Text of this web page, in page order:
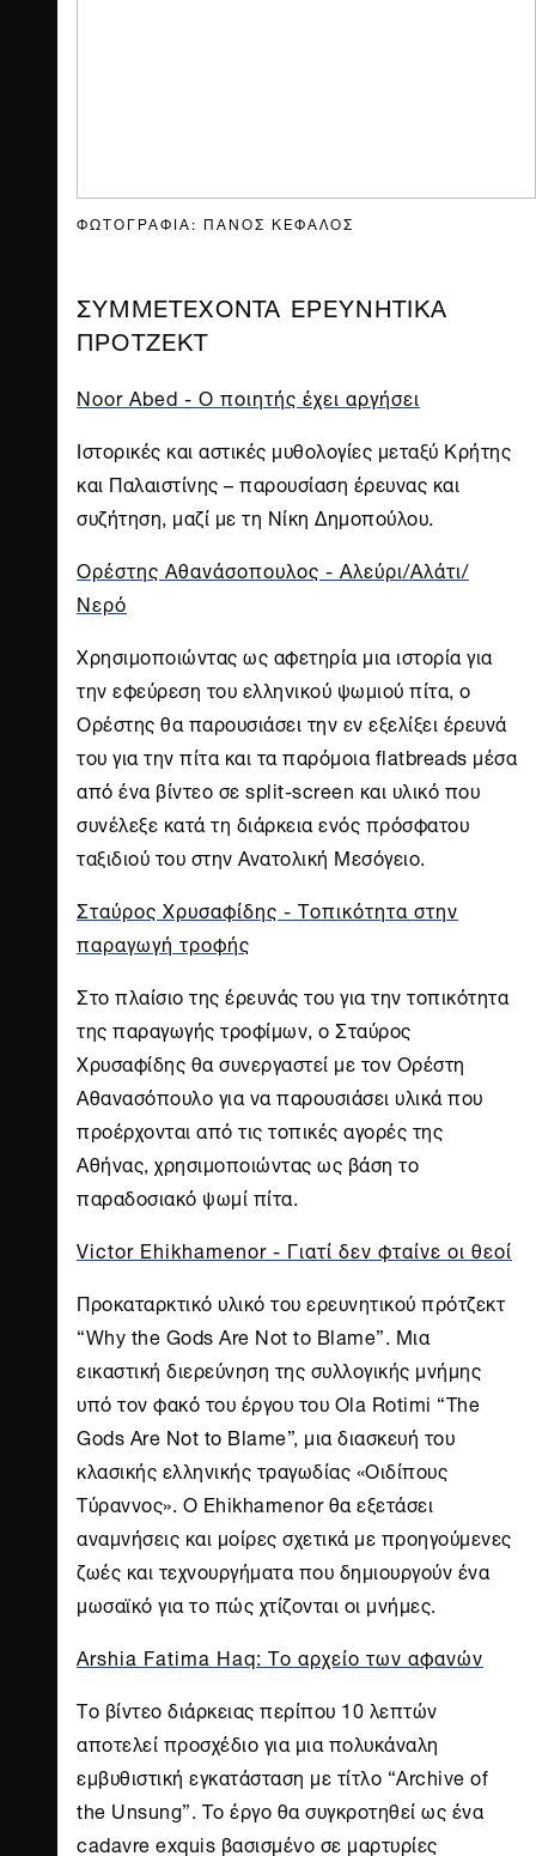
ΦΩΤΟΓΡΑΦΙΑ: ΠΑΝΟΣ ΚΕΦΑΛΟΣ
ΣΥΜΜΕΤΕΧΟΝΤΑ ΕΡΕΥΝΗΤΙΚΑ
ΠΡΟΤΖΕΚΤ
Noor Abed - Ο ποιητής έχει αργήσει
Ιστορικές και αστικές μυθολογίες μεταξύ Κρήτης
και Παλαιστίνης – παρουσίαση έρευνας και
συζήτηση, μαζί με τη Νίκη Δημοπούλου.
Ορέστης Αθανάσοπουλος - Αλεύρι/Αλάτι/
Νερό
Χρησιμοποιώντας ως αφετηρία μια ιστορία για
την εφεύρεση του ελληνικού ψωμιού πίτα, ο
Ορέστης θα παρουσιάσει την εν εξελίξει έρευνά
του για την πίτα και τα παρόμοια flatbreads μέσα
από ένα βίντεο σε split-screen και υλικό που
συνέλεξε κατά τη διάρκεια ενός πρόσφατου
ταξιδιού του στην Ανατολική Μεσόγειο.
Σταύρος Χρυσαφίδης - Τοπικότητα στην
παραγωγή τροφής
Στο πλαίσιο της έρευνάς του για την τοπικότητα
της παραγωγής τροφίμων, ο Σταύρος
Χρυσαφίδης θα συνεργαστεί με τον Ορέστη
Αθανασόπουλο για να παρουσιάσει υλικά που
προέρχονται από τις τοπικές αγορές της
Αθήνας, χρησιμοποιώντας ως βάση το
παραδοσιακό ψωμί πίτα.
Victor Ehikhamenor - Γιατί δεν φταίνε οι θεοί
Προκαταρκτικό υλικό του ερευνητικού πρότζεκτ
“Why the Gods Are Not to Blame”. Μια
εικαστική διερεύνηση της συλλογικής μνήμης
υπό τον φακό του έργου του Ola Rotimi “The
Gods Are Not to Blame”, μια διασκευή του
κλασικής ελληνικής τραγωδίας «Οιδίπους
Τύραννος». Ο Ehikhamenor θα εξετάσει
αναμνήσεις και μοίρες σχετικά με προηγούμενες
ζωές και τεχνουργήματα που δημιουργούν ένα
μωσαϊκό για το πώς χτίζονται οι μνήμες.
Arshia Fatima Haq: Το αρχείο των αφανών
Το βίντεο διάρκειας περίπου 10 λεπτών
αποτελεί προσχέδιο για μια πολυκάναλη
εμβυθιστική εγκατάσταση με τίτλο “Archive of
the Unsung”. Το έργο θα συγκροτηθεί ως ένα
cadavre exquis βασισμένο σε μαρτυρίες